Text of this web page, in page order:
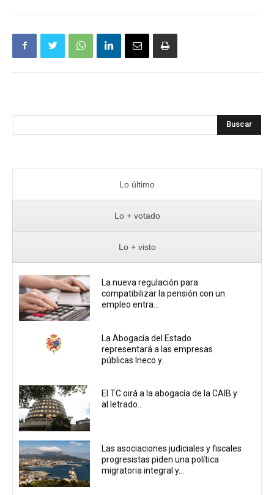
Buscar
Lo último
Lo + votado
Lo + visto
La nueva regulación para
compatibilizar la pensión con un
empleo entra...
La Abogacía del Estado
representará a las empresas
públicas Ineco y...
El TC oirá a la abogacía de la CAIB y
al letrado...
Las asociaciones judiciales y fiscales
progresistas piden una política
migratoria integral y...